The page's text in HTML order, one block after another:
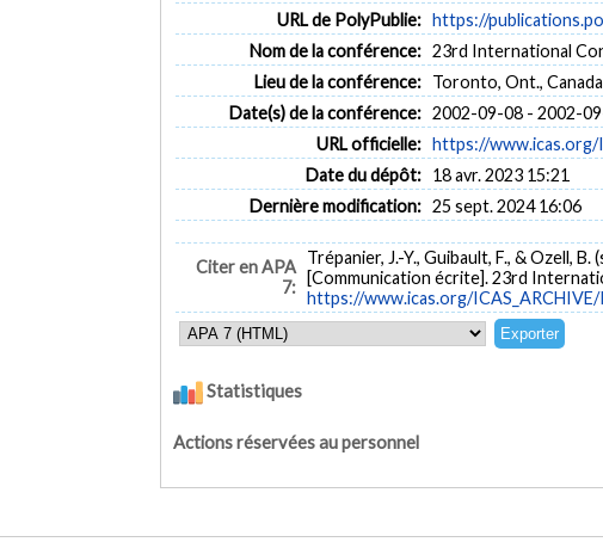
URL de PolyPublie: https://
Nom de la conférence: 23rd International
Lieu de la conférence: Toronto, Ont., Canada
Date(s) de la conférence: 2002-09-08 - 2002-
URL officielle: https://www.icas.org/
Date du dépôt: 18 avr. 2023 15:21
Dernière modification: 25 sept. 2024 16:06
Citer en APA
7:
Trépanier, J.-Y., Guibault, F., & Ozell,
[Communication écrite]. 23rd
https://www.icas.org/
Statistiques
Actions réservées au personnel